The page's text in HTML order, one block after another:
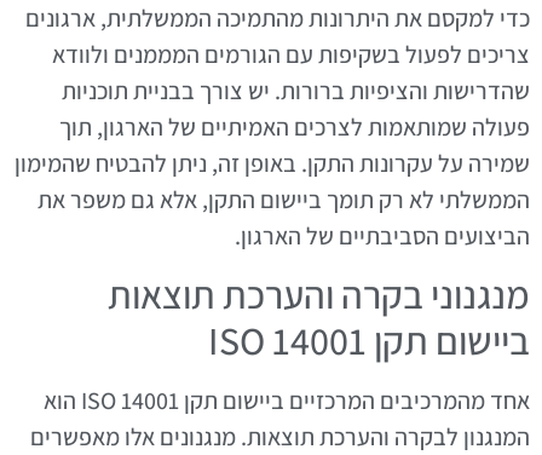
כדי למקסם את היתרונות מהתמיכה הממשלתית, ארגונים
צריכים לפעול בשקיפות עם הגורמים המממנים ולוודא
שהדרישות והציפיות ברורות. יש צורך בבניית תוכניות
פעולה שמותאמות לצרכים האמיתיים של הארגון, תוך
שמירה על עקרונות התקן. באופן זה, ניתן להבטיח שהמימון
הממשלתי לא רק תומך ביישום התקן, אלא גם משפר את
הביצועים הסביבתיים של הארגון.
מנגנוני בקרה והערכת תוצאות
ביישום תקן ISO 14001
אחד מהמרכיבים המרכזיים ביישום תקן ISO 14001 הוא
המנגנון לבקרה והערכת תוצאות. מנגנונים אלו מאפשרים